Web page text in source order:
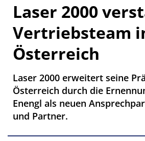
Laser 2000
Vertriebsteam
Österreich
Laser 2000 erweitert seine
Österreich durch die
Enengl als neuen
und Partner.